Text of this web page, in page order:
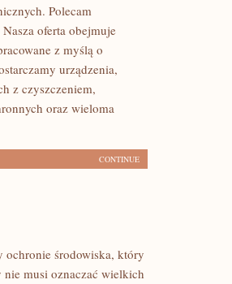
Polecam
oferta obejmuje
z myślą o
urządzenia,
z czyszczeniem,
oraz wieloma
CONTINUE
ochronie środowiska, który
musi oznaczać wielkich